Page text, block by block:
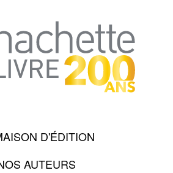
D'ÉDITION
AUTEURS